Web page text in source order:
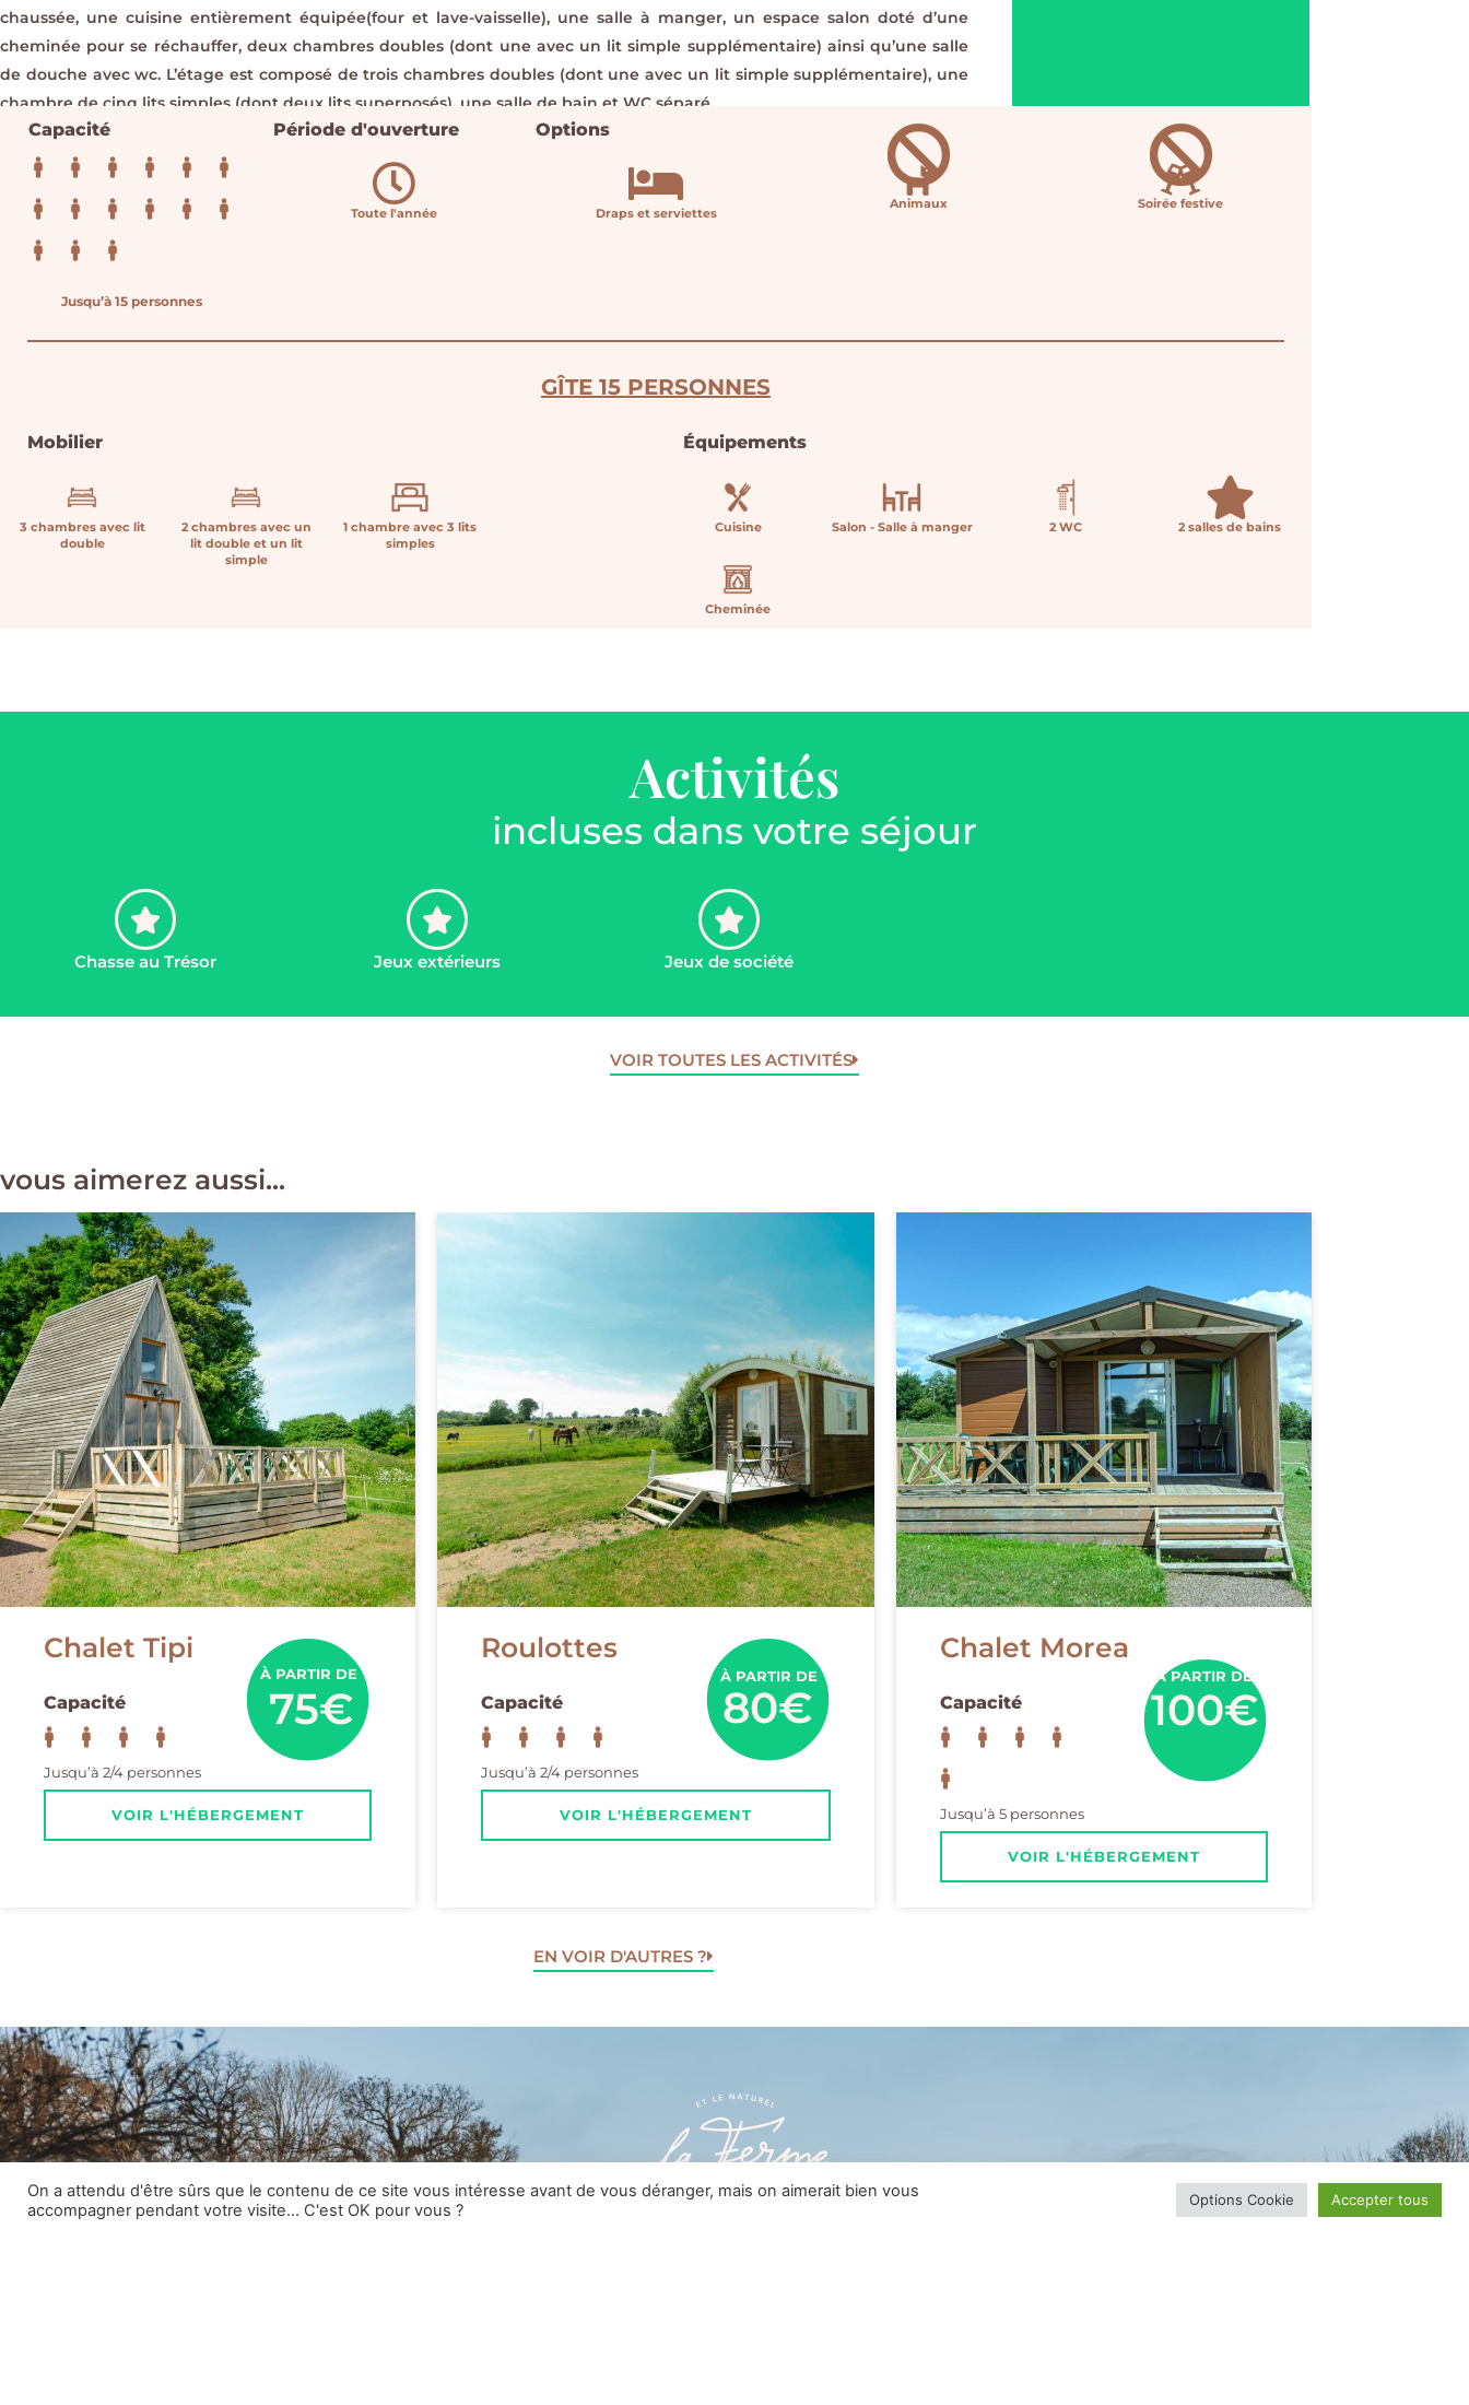
chaussée, une cuisine entièrement équipée(four et lave-vaisselle), une salle à manger, un espace salon doté d’une
cheminée pour se réchauffer, deux chambres doubles (dont une avec un lit simple supplémentaire) ainsi qu’une salle
de douche avec wc. L’étage est composé de trois chambres doubles (dont une avec un lit simple supplémentaire), une
chambre de cinq lits simples (dont deux lits superposés), une salle de bain et WC séparé.
Capacité
Jusqu’à 15 personnes
Période d'ouverture
Toute l'année
Options
Draps et serviettes
Animaux Soirée festive
GÎTE 15 PERSONNES
Mobilier
3 chambres avec lit
double
2 chambres avec un
lit double et un lit
simple
1 chambre avec 3 lits
simples
Équipements
Cuisine
Cheminée
Salon - Salle à manger 2 WC 2 salles de bains
Activités
incluses dans votre séjour
Chasse au Trésor Jeux extérieurs Jeux de société
VOIR TOUTES LES ACTIVITÉS
vous aimerez aussi...
Chalet Tipi
Capacité
Jusqu’à 2/4 personnes
75€
À PARTIR DE
VOIR L'HÉBERGEMENT
Roulottes
Capacité
Jusqu’à 2/4 personnes
80€
À PARTIR DE
VOIR L'HÉBERGEMENT
Chalet Morea
Capacité
Jusqu’à 5 personnes
100€
À PARTIR DE
VOIR L'HÉBERGEMENT
EN VOIR D'AUTRES ?
On a attendu d'être sûrs que le contenu de ce site vous intéresse avant de vous déranger, mais on aimerait bien vous
accompagner pendant votre visite... C'est OK pour vous ?
Options Cookie Accepter tous